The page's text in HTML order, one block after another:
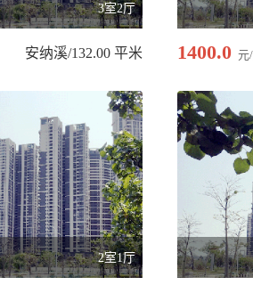
3室2厅
安纳溪/132.00 平米 1400.0 元
2室1厅